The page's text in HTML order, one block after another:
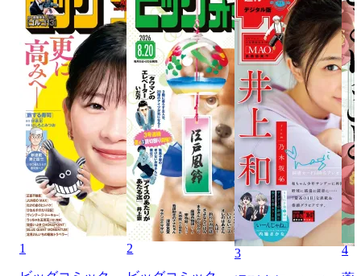
1 2 3 4